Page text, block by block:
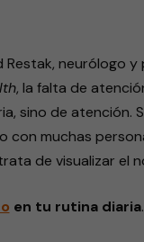
Restak, neurólogo
, la falta de
sino de atención.
con muchas
de visualizar el
en tu rutina diaria.